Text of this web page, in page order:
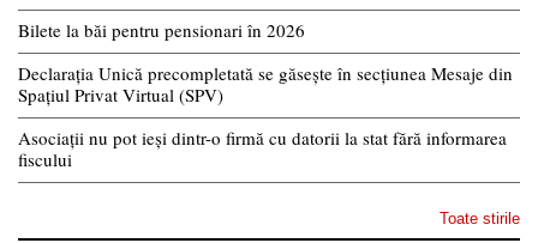
Bilete la băi pentru pensionari în 2026
Declarația Unică precompletată se găsește în secțiunea Mesaje din
Spațiul Privat Virtual (SPV)
Asociații nu pot ieși dintr-o firmă cu datorii la stat fără informarea
fiscului
Toate stirile